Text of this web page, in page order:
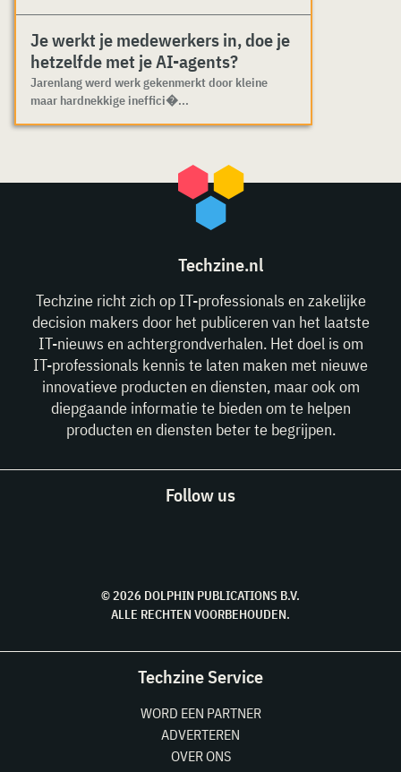
Je werkt je medewerkers in, doe je
hetzelfde met je AI-agents?
Jarenlang werd werk gekenmerkt door kleine
maar hardnekkige ineffici�...
Techzine.nl
Techzine richt zich op IT-professionals en zakelijke
decision makers door het publiceren van het laatste
IT-nieuws en achtergrondverhalen. Het doel is om
IT-professionals kennis te laten maken met nieuwe
innovatieve producten en diensten, maar ook om
diepgaande informatie te bieden om te helpen
producten en diensten beter te begrijpen.
Follow us
© 2026 DOLPHIN PUBLICATIONS B.V.
ALLE RECHTEN VOORBEHOUDEN.
Techzine Service
WORD EEN PARTNER
ADVERTEREN
OVER ONS